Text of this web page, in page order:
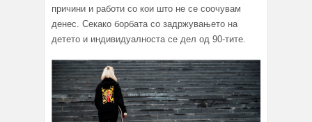
причини и работи со кои што не се соочувам
денес. Секако борбата со задржувањето на
детето и индивидуалноста се дел од 90-тите.